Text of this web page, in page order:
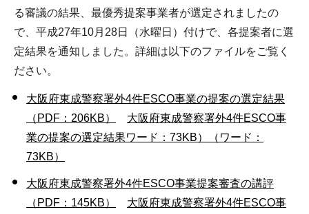
る審議の結果、最優秀提案事業者が選定されましたの
で、平成27年10月28日（水曜日）付けで、各提案者に選
定結果を通知しました。詳細は以下のファイルをご覧く
ださい。
大阪府東成警察署外4件ESCO事業の提案の選定結果
（PDF：206KB）
大阪府東成警察署外4件ESCO事
業の提案の選定結果ワード：73KB）（ワード：
73KB）
大阪府東成警察署外4件ESCO事業提案審査の講評
（PDF：145KB）
大阪府東成警察署外4件ESCO事